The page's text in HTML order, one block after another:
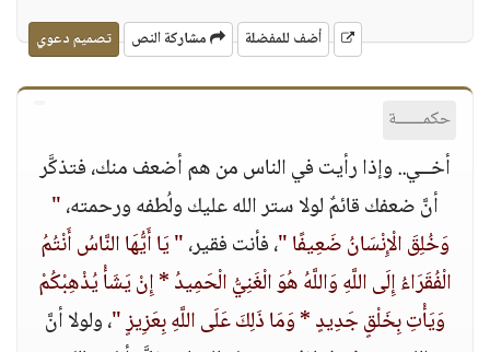
أضف للمفضلة مشاركة النص تصميم دعوي
حكمــــــة
أخــي.. وإذا رأيت في الناس من هم أضعف منك، فتذكَّر
أنَّ ضعفك قائمٌ لولا ستر الله عليك ولُطفه ورحمته،"
وَخُلِقَ الْإِنْسَانُ ضَعِيفًا "، فأنت فقير،" يَا أَيُّهَا النَّاسُ أَنْتُمُ
الْفُقَرَاءُ إِلَى اللَّهِ وَاللَّهُ هُوَ الْغَنِيُّ الْحَمِيدُ * إِنْ يَشَأْ يُذْهِبْكُمْ
وَيَأْتِ بِخَلْقٍ جَدِيدٍ * وَمَا ذَلِكَ عَلَى اللَّهِ بِعَزِيزٍ "، ولولا أنَّ